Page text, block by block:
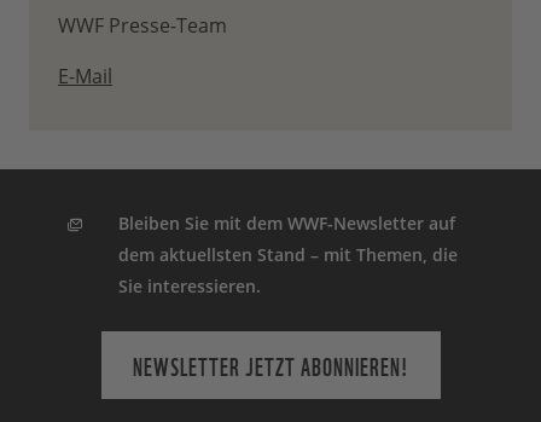
WWF Presse-Team
E-Mail
Bleiben Sie mit dem WWF-Newsletter auf
dem aktuellsten Stand – mit Themen, die
Sie interessieren.
NEWSLETTER JETZT ABONNIEREN!